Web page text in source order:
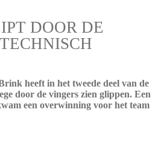
DOOR DE
heeft in het tweede deel van de
door de vingers zien glippen. Een
een overwinning voor het team